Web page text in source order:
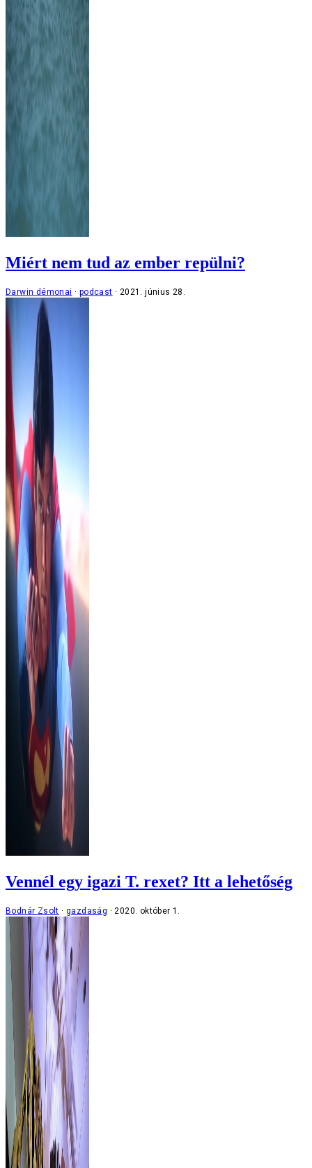
Miért nem tud az ember repülni?
Darwin démonai podcast 2021. június 28.
Vennél egy igazi T. rexet? Itt a lehetőség
Bodnár Zsolt gazdaság 2020. október 1.